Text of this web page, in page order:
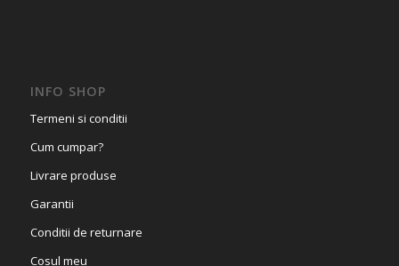
INFO SHOP
Termeni si conditii
Cum cumpar?
Livrare produse
Garantii
Conditii de returnare
Cosul meu